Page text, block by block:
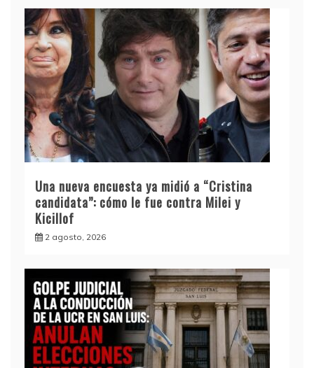
Una nueva encuesta ya midió a “Cristina
candidata”: cómo le fue contra Milei y
Kicillof
2 agosto, 2026